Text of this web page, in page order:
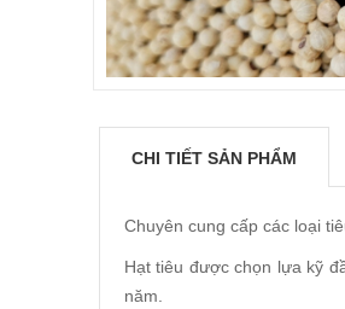
CHI TIẾT SẢN PHẨM
Chuyên cung cấp các loại
Hạt tiêu được chọn lựa kỹ
năm.